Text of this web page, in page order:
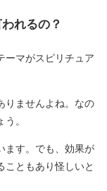
れるの？
ーマがスピリチュア
りませんよね。なの
。
ます。でも、効果が
こともあり怪しいと